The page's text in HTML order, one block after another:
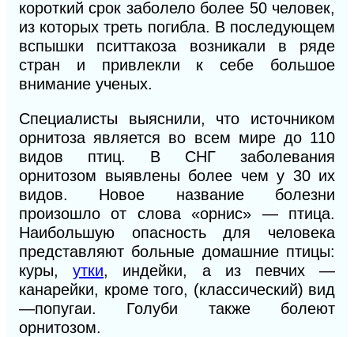
короткий срок заболело более 50 человек,
из которых треть погибла. В последующем
вспышки пситтакоза возникали в ряде
стран и привлекли к себе большое
внимание ученых.
Специалисты выяснили, что источником
орнитоза является во всем мире до 110
видов птиц. В СНГ заболевания
орнитозом выявлены более чем у 30 их
видов. Новое название болезни
произошло от слова «орнис» — птица.
Наибольшую опасность для человека
представляют больные домашние птицы:
куры,утки, индейки, а из певчих —
канарейки, кроме того, (классический) вид
—попугаи. Голуби также болеют
орнитозом.